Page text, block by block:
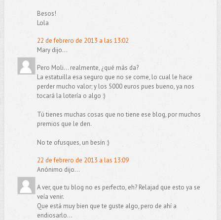
Besos!
Lola
22 de febrero de 2013 a las 13:02
Mary dijo...
Pero Moli... realmente, ¿qué más da?
La estatuilla esa seguro que no se come, lo cual le hace
perder mucho valor; y los 5000 euros pues bueno, ya nos
tocará la lotería o algo :)
Tú tienes muchas cosas que no tiene ese blog, por muchos
premios que le den.
No te ofusques, un besín :)
22 de febrero de 2013 a las 13:09
Anónimo dijo...
A ver, que tu blog no es perfecto, eh? Relajad que esto ya se
veía venir.
Que está muy bien que te guste algo, pero de ahí a
endiosarlo...